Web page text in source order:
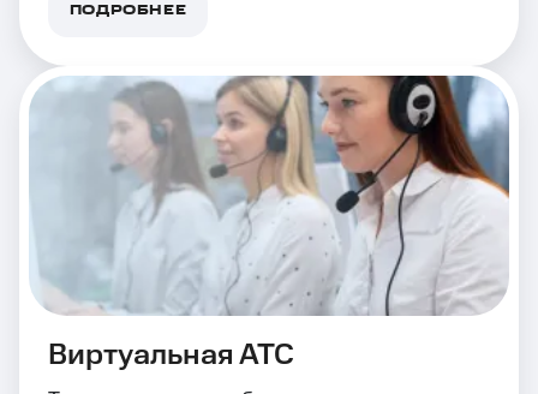
ПОДРОБНЕЕ
Виртуальная АТС